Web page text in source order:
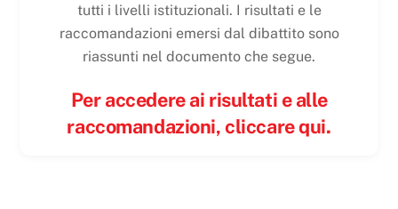
tutti i livelli istituzionali. I risultati e le
raccomandazioni emersi dal dibattito sono
riassunti nel documento che segue.
Per accedere ai risultati e alle
raccomandazioni, cliccare qui.